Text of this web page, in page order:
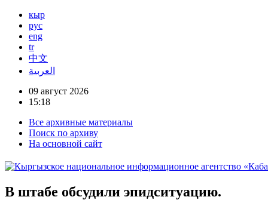
кыр
рус
eng
tr
中文
العربية
09 август 2026
15:18
Все архивные материалы
Поиск по архиву
На основной сайт
В штабе обсудили эпидситуацию.